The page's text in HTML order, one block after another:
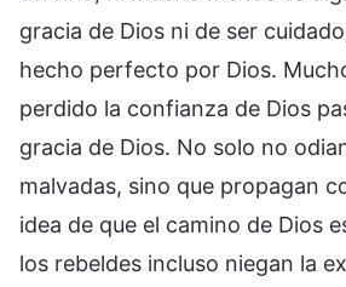
gracia de Dios ni de ser
hecho perfecto por Dios.
perdido la confianza de Dios
gracia de Dios. No solo no
malvadas, sino que propagan
idea de que el camino de Dios
los rebeldes incluso niegan la